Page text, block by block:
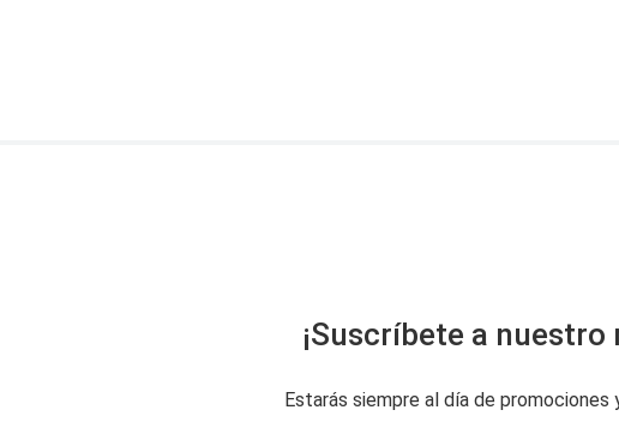
¡Suscríbete a
Estarás siempre al día de